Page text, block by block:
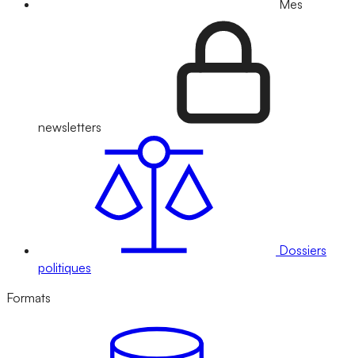
Mes
newsletters
Dossiers
politiques
Formats